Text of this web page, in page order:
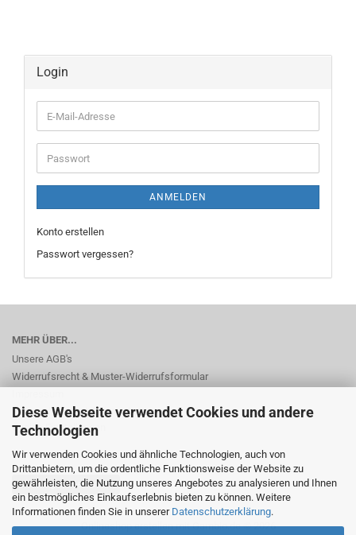
Diese Webseite verwendet Cookies und andere
Technologien
Wir verwenden Cookies und ähnliche Technologien, auch von
Drittanbietern, um die ordentliche Funktionsweise der Website zu
gewährleisten, die Nutzung unseres Angebotes zu analysieren und Ihnen
ein bestmögliches Einkaufserlebnis bieten zu können. Weitere
Informationen finden Sie in unserer Datenschutzerklärung.
Login
E-
Mail-
Adresse
Passwort
ANMELDEN
Konto erstellen
Passwort vergessen?
MEHR ÜBER...
Unsere AGB's
Widerrufsrecht & Muster-Widerrufsformular
Privatsphäre und Datenschutz
Cookie Einstellungen
Vertrag widerrufen
Onlineshop erstellenmit Gambio.de © 2026